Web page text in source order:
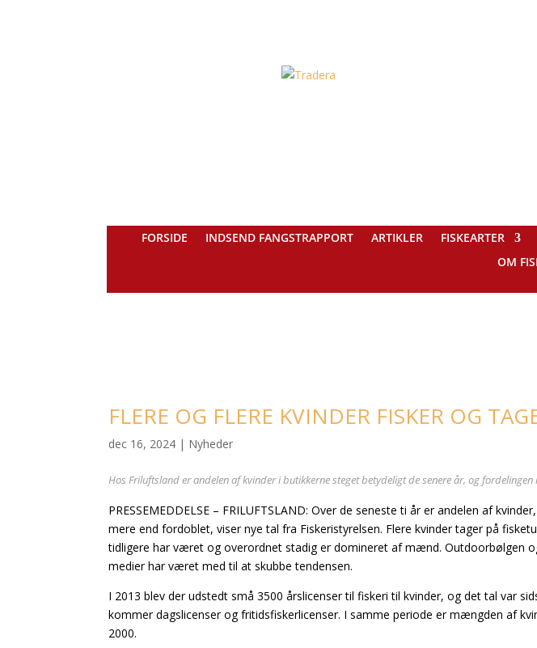
FORSIDE INDSEND FANGSTRAPPORT ARTIKLER FISKEARTER
OM
FLERE OG FLERE KVINDER FISKER OG
dec 16, 2024 | Nyheder
Hos Friluftsland er andelen af kvinder i butikkerne steget betydeligt de senere år, og fordelingen
PRESSEMEDDELSE – FRILUFTSLAND: Over de seneste ti år er andelen af
mere end fordoblet, viser nye tal fra Fiskeristyrelsen. Flere kvinder tager på
tidligere har været og overordnet stadig er domineret af mænd. Outdoorbølgen
medier har været med til at skubbe tendensen.
I 2013 blev der udstedt små 3500 årslicenser til fiskeri til kvinder, og det tal var
kommer dagslicenser og fritidsfiskerlicenser. I samme periode er mængden af
2000.